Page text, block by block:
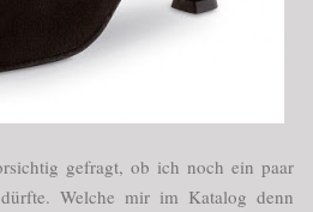
gefragt, ob ich noch ein paar
Welche mir im Katalog denn